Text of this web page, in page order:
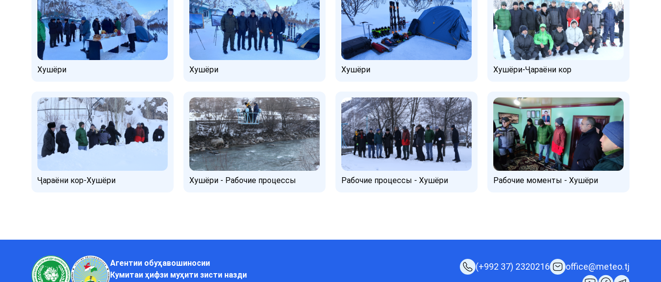
Хушёри Хушёри Хушёри Хушёри-Ҷараёни кор
Ҷараёни кор-Хушёри Хушёри - Рабочие процессы Рабочие процессы - Хушёри Рабочие моменты - Хушёри
Агентии обуҳавошиносии
Кумитаи ҳифзи муҳити зисти назди
(+992 37) 2320216 office@meteo.tj